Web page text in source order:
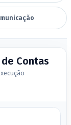
Contas